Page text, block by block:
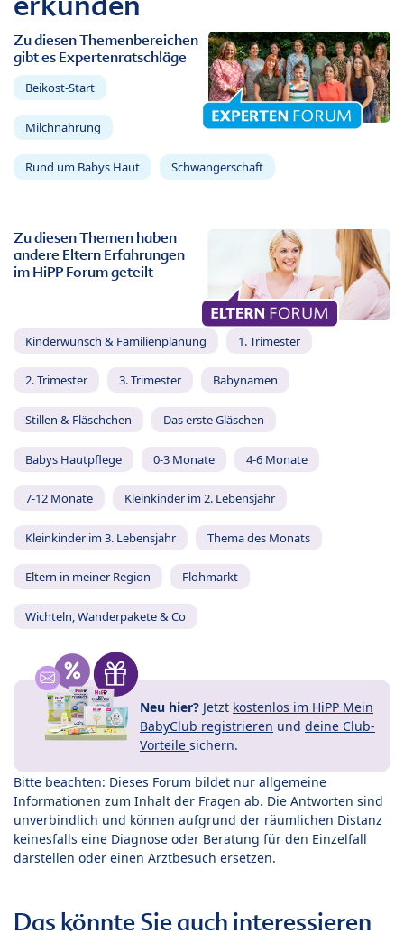
Zu diesen Themenbereichen
gibt es Expertenratschläge
Beikost-Start
Milchnahrung
Rund um Babys Haut Schwangerschaft
Zu diesen Themen haben
andere Eltern Erfahrungen
im HiPP Forum geteilt
Kinderwunsch & Familienplanung 1. Trimester
2. Trimester 3. Trimester Babynamen
Stillen & Fläschchen Das erste Gläschen
Babys Hautpflege 0-3 Monate 4-6 Monate
7-12 Monate Kleinkinder im 2. Lebensjahr
Kleinkinder im 3. Lebensjahr Thema des Monats
Eltern in meiner Region Flohmarkt
Wichteln, Wanderpakete & Co
Neu hier? Jetzt kostenlos im HiPP Mein
BabyClub registrieren und deine Club-
Vorteile sichern.
Bitte beachten: Dieses Forum bildet nur allgemeine
Informationen zum Inhalt der Fragen ab. Die Antworten sind
unverbindlich und können aufgrund der räumlichen Distanz
keinesfalls eine Diagnose oder Beratung für den Einzelfall
darstellen oder einen Arztbesuch ersetzen.
Das könnte Sie auch interessieren